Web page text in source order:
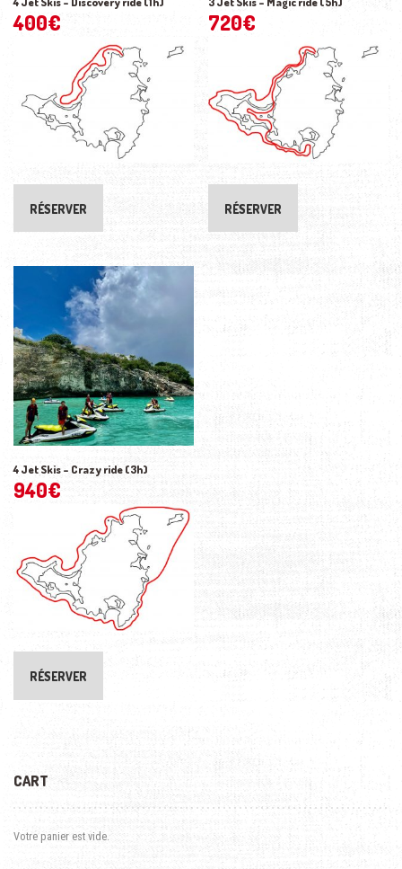
400€
RÉSERVER
720€
RÉSERVER
4 Jet Skis – Crazy ride (3h)
940€
RÉSERVER
CART
Votre panier est vide.